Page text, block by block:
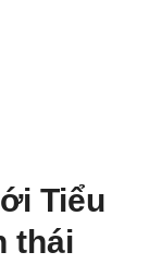
Tiểu
thái